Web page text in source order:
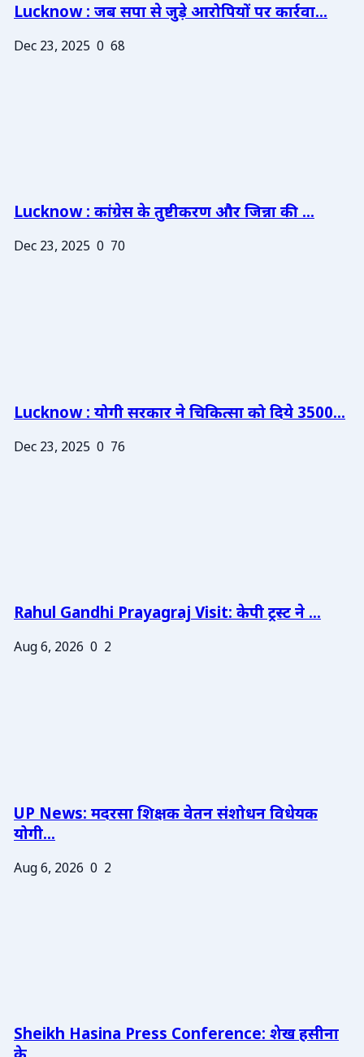
Lucknow : जब सपा से जुड़े आरोपियों पर कार्रवा...
Dec 23, 2025 0 68
Lucknow : कांग्रेस के तुष्टीकरण और जिन्ना की ...
Dec 23, 2025 0 70
Lucknow : योगी सरकार ने चिकित्सा को दिये 3500...
Dec 23, 2025 0 76
Rahul Gandhi Prayagraj Visit: केपी ट्रस्ट ने ...
Aug 6, 2026 0 2
UP News: मदरसा शिक्षक वेतन संशोधन विधेयक
योगी...
Aug 6, 2026 0 2
Sheikh Hasina Press Conference: शेख हसीना